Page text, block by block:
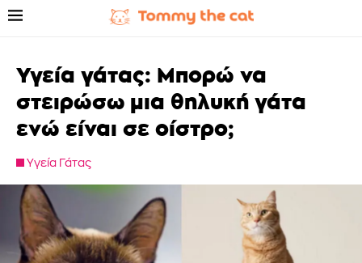
Υγεία γάτας: Μπορώ να
στειρώσω μια θηλυκή γάτα
ενώ είναι σε οίστρο;
Υγεία Γάτας